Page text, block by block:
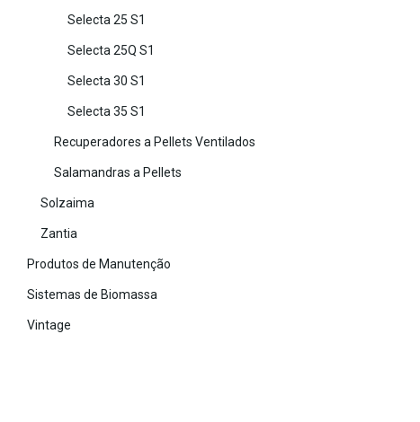
Selecta 25 S1
Selecta 25Q S1
Selecta 30 S1
Selecta 35 S1
Recuperadores a Pellets Ventilados
Salamandras a Pellets
Solzaima
Zantia
Produtos de Manutenção
Sistemas de Biomassa
Vintage